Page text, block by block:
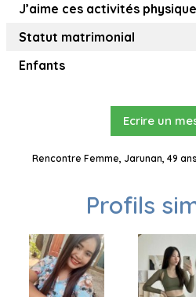
J’aime ces activités
Statut matrimonial
Enfants
Ecrire un
Rencontre Femme, Jarunan, 49
Profils